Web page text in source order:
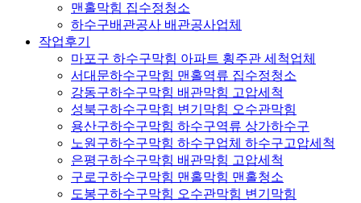
맨홀막힘 집수정청소
하수구배관공사 배관공사업체
작업후기
마포구 하수구막힘 아파트 횡주관 세척업체
서대문하수구막힘 맨홀역류 집수정청소
강동구하수구막힘 배관막힘 고압세척
성북구하수구막힘 변기막힘 오수관막힘
용산구하수구막힘 하수구역류 상가하수구
노원구하수구막힘 하수구업체 하수구고압세척
은평구하수구막힘 배관막힘 고압세척
구로구하수구막힘 맨홀막힘 맨홀청소
도봉구하수구막힘 오수관막힘 변기막힘